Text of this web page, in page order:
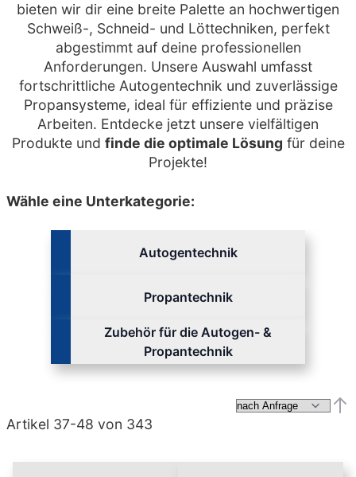
bieten wir dir eine breite Palette an hochwertigen
Schweiß-, Schneid- und Löttechniken, perfekt
abgestimmt auf deine professionellen
Anforderungen. Unsere Auswahl umfasst
fortschrittliche Autogentechnik und zuverlässige
Propansysteme, ideal für effiziente und präzise
Arbeiten. Entdecke jetzt unsere vielfältigen
Produkte und finde die optimale Lösung für deine
Projekte!
Wähle eine Unterkategorie:
Autogentechnik
Propantechnik
Zubehör für die Autogen- &
Propantechnik
Artikel 37-48 von 343